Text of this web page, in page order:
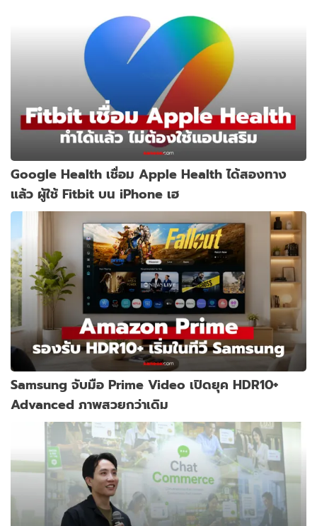
Google Health เชื่อม Apple Health ได้สองทาง
แล้ว ผู้ใช้ Fitbit บน iPhone เฮ
Samsung จับมือ Prime Video เปิดยุค HDR10+
Advanced ภาพสวยกว่าเดิม